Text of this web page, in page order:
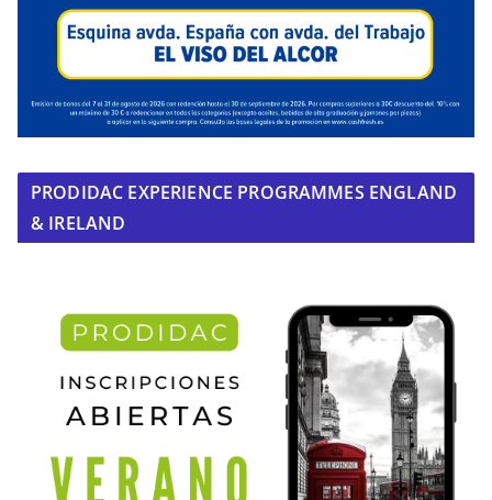
PRODIDAC EXPERIENCE PROGRAMMES ENGLAND
& IRELAND